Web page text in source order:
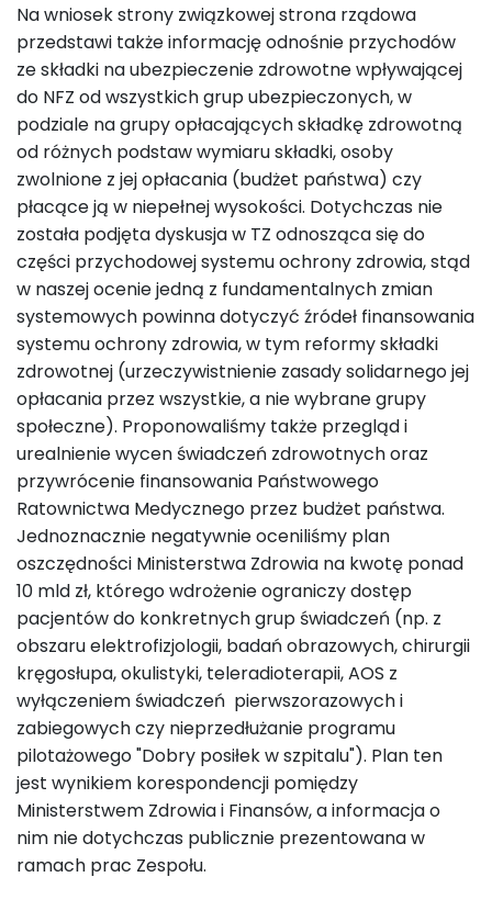
Na wniosek strony związkowej strona rządowa
przedstawi także informację odnośnie przychodów
ze składki na ubezpieczenie zdrowotne wpływającej
do NFZ od wszystkich grup ubezpieczonych, w
podziale na grupy opłacających składkę zdrowotną
od różnych podstaw wymiaru składki, osoby
zwolnione z jej opłacania (budżet państwa) czy
płacące ją w niepełnej wysokości. Dotychczas nie
została podjęta dyskusja w TZ odnosząca się do
części przychodowej systemu ochrony zdrowia, stąd
w naszej ocenie jedną z fundamentalnych zmian
systemowych powinna dotyczyć źródeł finansowania
systemu ochrony zdrowia, w tym reformy składki
zdrowotnej (urzeczywistnienie zasady solidarnego jej
opłacania przez wszystkie, a nie wybrane grupy
społeczne). Proponowaliśmy także przegląd i
urealnienie wycen świadczeń zdrowotnych oraz
przywrócenie finansowania Państwowego
Ratownictwa Medycznego przez budżet państwa.
Jednoznacznie negatywnie oceniliśmy plan
oszczędności Ministerstwa Zdrowia na kwotę ponad
10 mld zł, którego wdrożenie ograniczy dostęp
pacjentów do konkretnych grup świadczeń (np. z
obszaru elektrofizjologii, badań obrazowych, chirurgii
kręgosłupa, okulistyki, teleradioterapii, AOS z
wyłączeniem świadczeń pierwszorazowych i
zabiegowych czy nieprzedłużanie programu
pilotażowego "Dobry posiłek w szpitalu"). Plan ten
jest wynikiem korespondencji pomiędzy
Ministerstwem Zdrowia i Finansów, a informacja o
nim nie dotychczas publicznie prezentowana w
ramach prac Zespołu.